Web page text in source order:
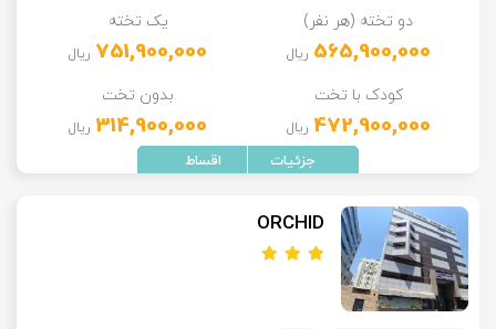
دو تخته (هر نفر)
565,900,000 ریال
یک تخته
751,900,000 ریال
کودک با تخت
472,900,000 ریال
بدون تخت
314,900,000 ریال
ORCHID
تور کاشان
تور اصفهان
تور ترکمن صحرا